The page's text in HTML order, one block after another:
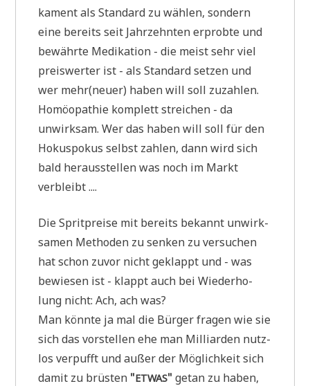
ka­ment als Stan­dard zu wäh­len, son­dern
eine bereits seit Jahr­zehn­ten erprob­te und
bewähr­te Medi­ka­ti­on - die meist sehr viel
preis­wer­ter ist - als Stan­dard set­zen und
wer mehr(neuer) haben will soll zuzah­len.
Homöo­pa­thie kom­plett strei­chen - da
unwirk­sam. Wer das haben will soll für den
Hokus­po­kus selbst zah­len, dann wird sich
bald her­aus­stel­len was noch im Markt
verbleibt ....
Die Sprit­prei­se mit bereits bekannt unwirk­
sa­men Metho­den zu sen­ken zu ver­su­chen
hat schon zuvor nicht geklappt und - was
bewie­sen ist - klappt auch bei Wie­der­ho­
lung nicht: Ach, ach was?
Man könn­te ja mal die Bür­ger fra­gen wie sie
sich das vor­stel­len ehe man Mil­li­ar­den nutz­
los ver­pufft und außer der Mög­lich­keit sich
damit zu brü­sten "ETWAS" getan zu haben,